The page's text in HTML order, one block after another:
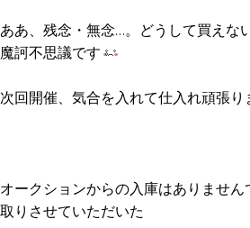
ああ、残念・無念…。どうして買えな
魔訶不思議です
次回開催、気合を入れて仕入れ頑張り
オークションからの入庫はありませ
取りさせていただいた